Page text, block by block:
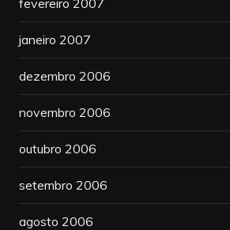
janeiro 2007
dezembro 2006
novembro 2006
outubro 2006
setembro 2006
agosto 2006